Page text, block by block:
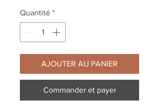
Quantité *
AJOUTER AU PANIER
Commander et payer